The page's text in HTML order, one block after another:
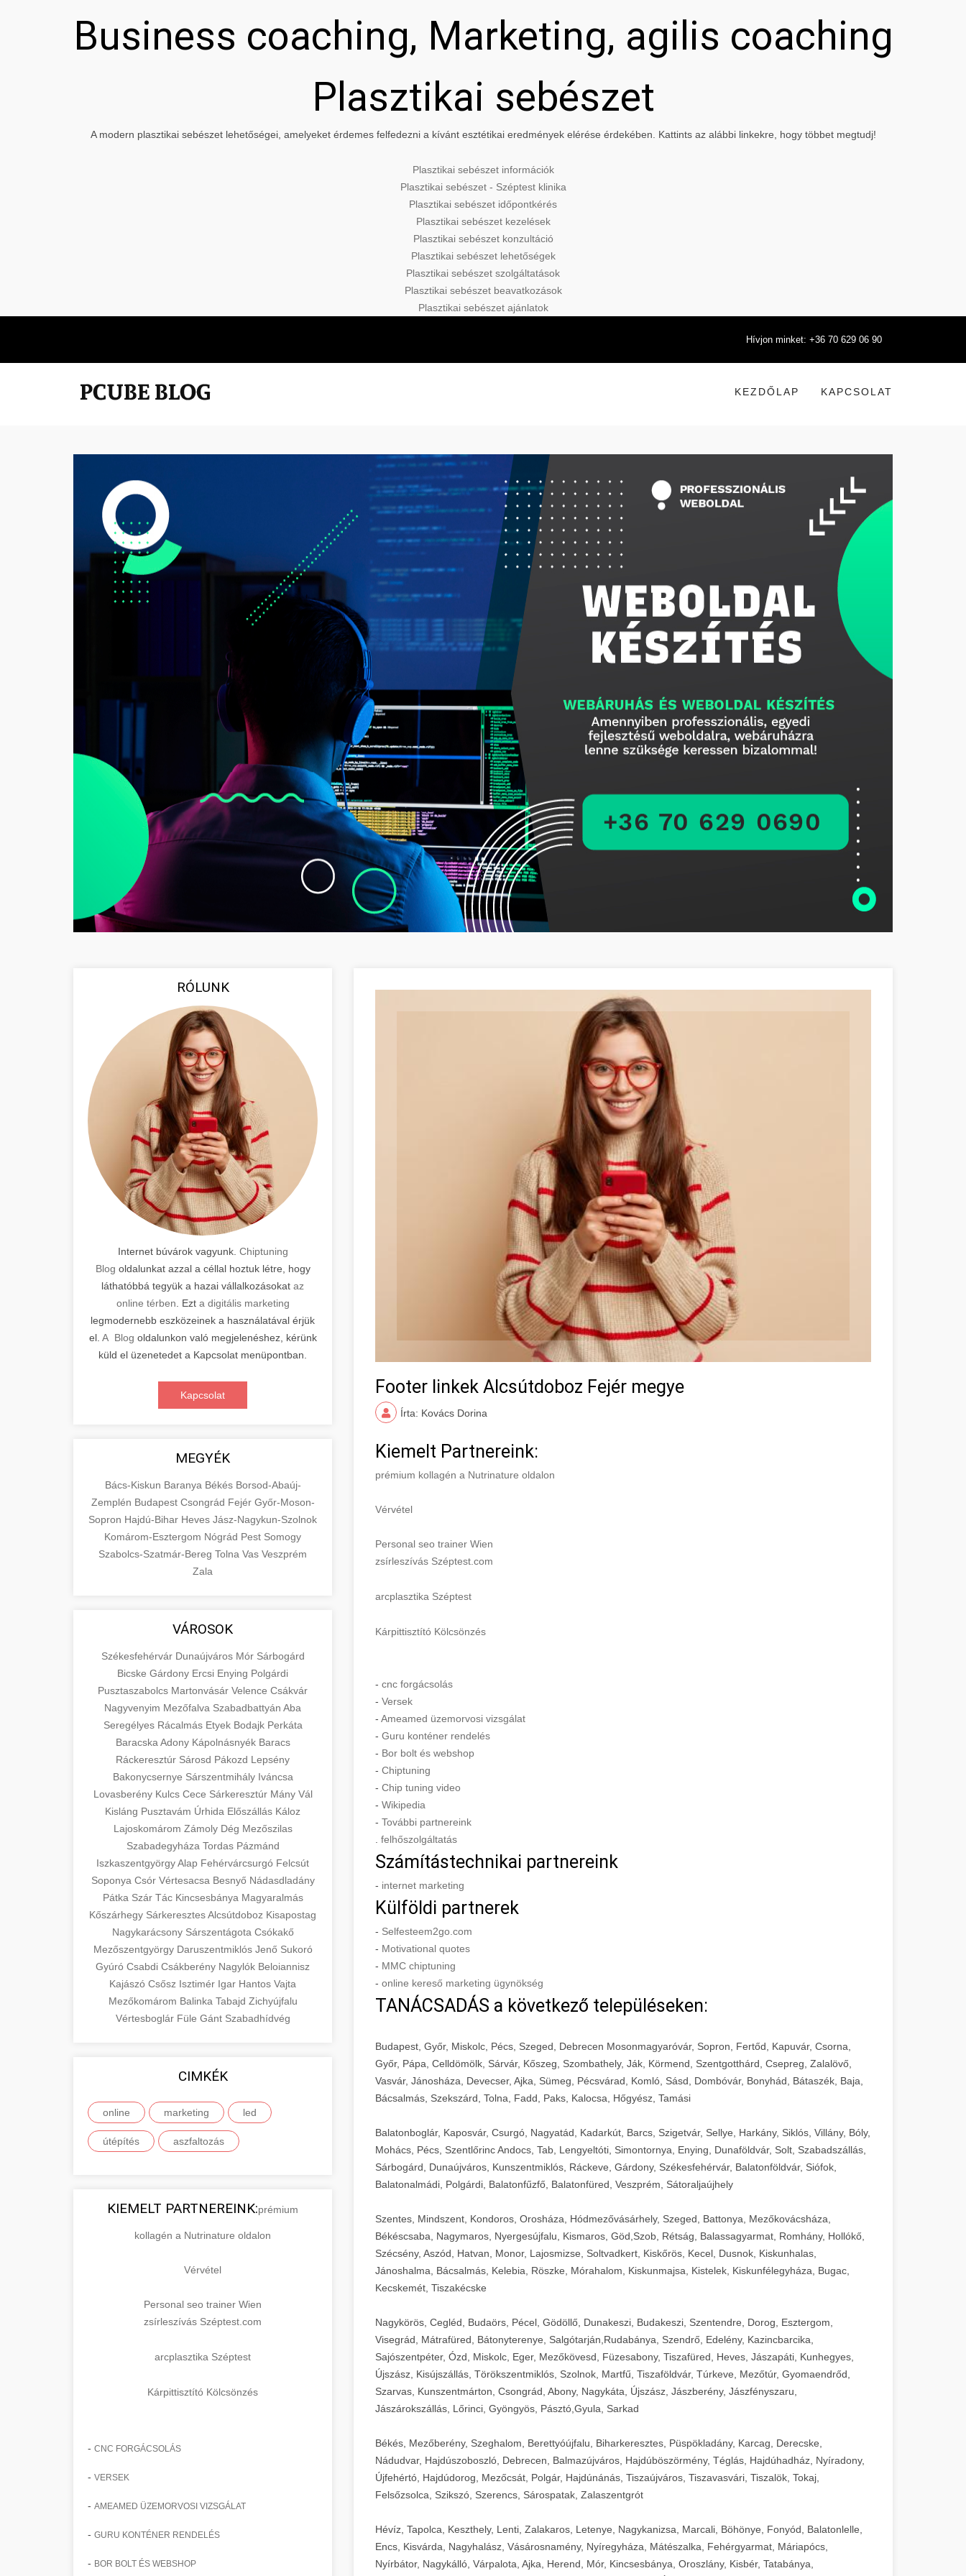
Business coaching, Marketing, agilis coaching
Plasztikai sebészet
A modern plasztikai sebészet lehetőségei, amelyeket érdemes felfedezni a kívánt esztétikai eredmények elérése érdekében. Kattints az alábbi linkekre, hogy többet megtudj!
Plasztikai sebészet információk
Plasztikai sebészet - Széptest klinika
Plasztikai sebészet időpontkérés
Plasztikai sebészet kezelések
Plasztikai sebészet konzultáció
Plasztikai sebészet lehetőségek
Plasztikai sebészet szolgáltatások
Plasztikai sebészet beavatkozások
Plasztikai sebészet ajánlatok
Hívjon minket: +36 70 629 06 90
KEZDŐLAP KAPCSOLAT
RÓLUNK
Internet búvárok vagyunk. Chiptuning
Blog oldalunkat azzal a céllal hoztuk létre, hogy
láthatóbbá tegyük a hazai vállalkozásokat az
online térben . Ezt a digitális marketing
legmodernebb eszközeinek a használatával érjük
el. A Blog oldalunkon való megjelenéshez, kérünk
küld el üzenetedet a Kapcsolat menüpontban.
Kapcsolat
MEGYÉK
Bács-Kiskun Baranya Békés Borsod-Abaúj-
Zemplén Budapest Csongrád Fejér Győr-Moson-
Sopron Hajdú-Bihar Heves Jász-Nagykun-Szolnok
Komárom-Esztergom Nógrád Pest Somogy
Szabolcs-Szatmár-Bereg Tolna Vas Veszprém
Zala
VÁROSOK
Székesfehérvár Dunaújváros Mór Sárbogárd
Bicske Gárdony Ercsi Enying Polgárdi
Pusztaszabolcs Martonvásár Velence Csákvár
Nagyvenyim Mezőfalva Szabadbattyán Aba
Seregélyes Rácalmás Etyek Bodajk Perkáta
Baracska Adony Kápolnásnyék Baracs
Ráckeresztúr Sárosd Pákozd Lepsény
Bakonycsernye Sárszentmihály Iváncsa
Lovasberény Kulcs Cece Sárkeresztúr Mány Vál
Kisláng Pusztavám Úrhida Előszállás Káloz
Lajoskomárom Zámoly Dég Mezőszilas
Szabadegyháza Tordas Pázmánd
IszkaszentgyörgyAlap Fehérvárcsurgó Felcsút
Soponya Csór Vértesacsa Besnyő Nádasdladány
Pátka Szár Tác Kincsesbánya Magyaralmás
Kőszárhegy SárkeresztesAlcsútdoboz Kisapostag
Nagykarácsony Sárszentágota Csókakő
Mezőszentgyörgy Daruszentmiklós Jenő Sukoró
Gyúró Csabdi Csákberény Nagylók Beloiannisz
Kajászó Csősz Isztimér Igar Hantos Vajta
Mezőkomárom Balinka Tabajd Zichyújfalu
Vértesboglár Füle Gánt Szabadhídvég
CIMKÉK
online marketing led
útépítés aszfaltozás
KIEMELT PARTNEREINK:prémium
kollagén a Nutrinature oldalon
Vérvétel
Personal seo trainer Wien
zsírleszívás Széptest.com
arcplasztika Széptest
Kárpittisztító Kölcsönzés
- CNC FORGÁCSOLÁS
- VERSEK
- AMEAMED ÜZEMORVOSI VIZSGÁLAT
- GURU KONTÉNER RENDELÉS
- BOR BOLT ÉS WEBSHOP
Footer linkek Alcsútdoboz Fejér megye
Írta: Kovács Dorina
Kiemelt Partnereink:
prémium kollagén a Nutrinature oldalon
Vérvétel
Personal seo trainer Wien
zsírleszívás Széptest.com
arcplasztika Széptest
Kárpittisztító Kölcsönzés
- cnc forgácsolás
- Versek
- Ameamed üzemorvosi vizsgálat
- Guru konténer rendelés
- Bor bolt és webshop
- Chiptuning
- Chip tuning video
- Wikipedia
- További partnereink
felhőszolgáltatás
Számítástechnikai partnereink
- internet marketing
Külföldi partnerek
- Selfesteem2go.com
- Motivational quotes
- MMC chiptuning
- online kereső marketing ügynökség
TANÁCSADÁS a következő településeken:
Budapest, Győr, Miskolc, Pécs, Szeged, Debrecen Mosonmagyaróvár, Sopron, Fertőd, Kapuvár, Csorna,
Győr, Pápa, Celldömölk, Sárvár, Kőszeg, Szombathely, Ják, Körmend, Szentgotthárd, Csepreg, Zalalövő,
Vasvár, Jánosháza, Devecser, Ajka, Sümeg, Pécsvárad, Komló, Sásd, Dombóvár, Bonyhád, Bátaszék, Baja,
Bácsalmás, Szekszárd, Tolna, Fadd, Paks, Kalocsa, Hőgyész, Tamási
Balatonboglár, Kaposvár, Csurgó, Nagyatád, Kadarkút, Barcs, Szigetvár, Sellye, Harkány, Siklós, Villány, Bóly,
Mohács, Pécs, Szentlőrinc Andocs, Tab, Lengyeltóti, Simontornya, Enying, Dunaföldvár, Solt, Szabadszállás,
Sárbogárd, Dunaújváros, Kunszentmiklós, Ráckeve, Gárdony, Székesfehérvár, Balatonföldvár, Siófok,
Balatonalmádi, Polgárdi, Balatonfűzfő, Balatonfüred, Veszprém, Sátoraljaújhely
Szentes, Mindszent, Kondoros, Orosháza, Hódmezővásárhely, Szeged, Battonya, Mezőkovácsháza,
Békéscsaba, Nagymaros, Nyergesújfalu, Kismaros, Göd,Szob, Rétság, Balassagyarmat, Romhány, Hollókő,
Szécsény, Aszód, Hatvan, Monor, Lajosmizse, Soltvadkert, Kiskőrös, Kecel, Dusnok, Kiskunhalas,
Jánoshalma, Bácsalmás, Kelebia, Röszke, Mórahalom, Kiskunmajsa, Kistelek, Kiskunfélegyháza, Bugac,
Kecskemét, Tiszakécske
Nagykörös, Cegléd, Budaörs, Pécel, Gödöllő, Dunakeszi, Budakeszi, Szentendre, Dorog, Esztergom,
Visegrád, Mátrafüred, Bátonyterenye, Salgótarján,Rudabánya, Szendrő, Edelény, Kazincbarcika,
Sajószentpéter, Ózd, Miskolc, Eger, Mezőkövesd, Füzesabony, Tiszafüred, Heves, Jászapáti, Kunhegyes,
Újszász, Kisújszállás, Törökszentmiklós, Szolnok, Martfű, Tiszaföldvár, Túrkeve, Mezőtúr, Gyomaendrőd,
Szarvas, Kunszentmárton, Csongrád, Abony, Nagykáta, Újszász, Jászberény, Jászfényszaru,
Jászárokszállás, Lőrinci, Gyöngyös, Pásztó,Gyula, Sarkad
Békés, Mezőberény, Szeghalom, Berettyóújfalu, Biharkeresztes, Püspökladány, Karcag, Derecske,
Nádudvar, Hajdúszoboszló, Debrecen, Balmazújváros, Hajdúböszörmény, Téglás, Hajdúhadház, Nyíradony,
Újfehértó, Hajdúdorog, Mezőcsát, Polgár, Hajdúnánás, Tiszaújváros, Tiszavasvári, Tiszalök, Tokaj,
Felsőzsolca, Szikszó, Szerencs, Sárospatak, Zalaszentgrót
Hévíz, Tapolca, Keszthely, Lenti, Zalakaros, Letenye, Nagykanizsa, Marcali, Böhönye, Fonyód, Balatonlelle,
Encs, Kisvárda, Nagyhalász, Vásárosnamény, Nyíregyháza, Mátészalka, Fehérgyarmat, Máriapócs,
Nyírbátor, Nagykálló, Várpalota, Ajka, Herend, Mór, Kincsesbánya, Oroszlány, Kisbér, Tatabánya,